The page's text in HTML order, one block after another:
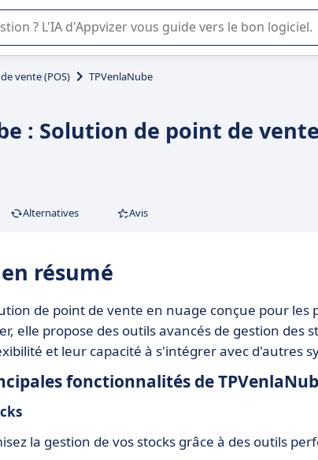
vous guide dans l'utilisation ou la sélection de logiciel
vente (POS) TPVenlaNube
: Solution de point de
Alternatives Avis
résumé
de point de vente en nuage conçue pour les
elle propose des outils avancés de gestion des
et leur capacité à s'intégrer avec d'autres
fonctionnalités de
la gestion de vos stocks grâce à des outils